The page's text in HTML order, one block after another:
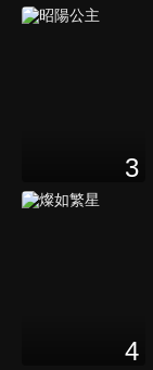
3
4